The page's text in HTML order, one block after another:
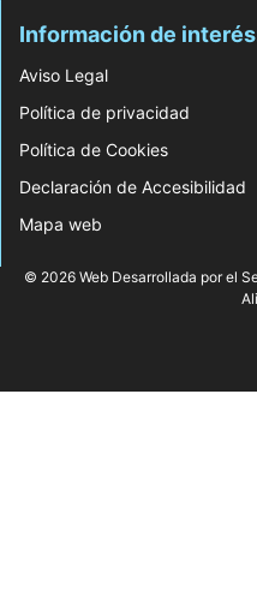
Información de
Aviso Legal
Política de privacidad
Política de Cookies
Declaración de Accesibilidad
Mapa web
© 2026 Web Desarrollada por el